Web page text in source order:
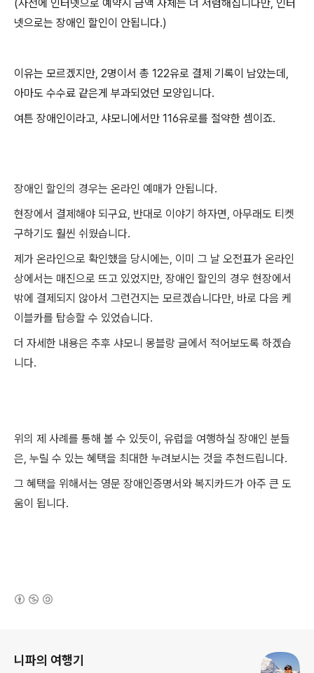
(사전에 인터넷으로 예약시 금액 자체는 더 저렴해집니다만, 인터
넷으로는 장애인 할인이 안됩니다.)
이유는 모르겠지만, 2명이서 총 122유로 결제 기록이 남았는데,
아마도 수수료 같은게 부과되었던 모양입니다.
여튼 장애인이라고, 샤모니에서만 116유로를 절약한 셈이죠.
장애인 할인의 경우는 온라인 예매가 안됩니다.
현장에서 결제해야 되구요, 반대로 이야기 하자면, 아무래도 티켓
구하기도 훨씬 쉬웠습니다.
제가 온라인으로 확인했을 당시에는, 이미 그 날 오전표가 온라인
상에서는 매진으로 뜨고 있었지만, 장애인 할인의 경우 현장에서
밖에 결제되지 않아서 그런건지는 모르겠습니다만, 바로 다음 케
이블카를 탑승할 수 있었습니다.
더 자세한 내용은 추후 샤모니 몽블랑 글에서 적어보도록 하겠습
니다.
위의 제 사례를 통해 볼 수 있듯이, 유럽을 여행하실 장애인 분들
은, 누릴 수 있는 혜택을 최대한 누려보시는 것을 추천드립니다.
그 혜택을 위해서는 영문 장애인증명서와 복지카드가 아주 큰 도
움이 됩니다.
니파의 여행기